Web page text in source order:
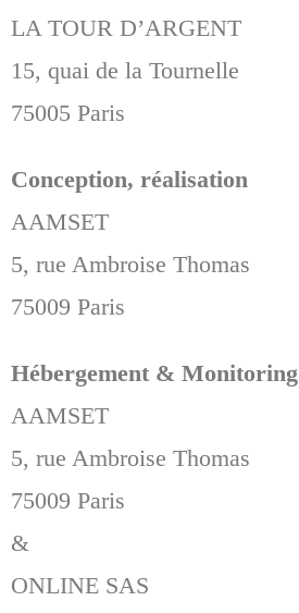
LA TOUR D’ARGENT
15, quai de la Tournelle
75005 Paris
Conception, réalisation
AAMSET
5, rue Ambroise Thomas
75009 Paris
Hébergement & Monitoring
AAMSET
5, rue Ambroise Thomas
75009 Paris
&
ONLINE SAS